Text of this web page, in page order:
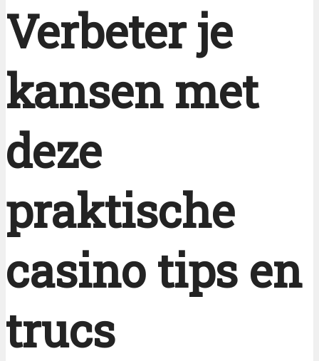
Verbeter je
kansen met
deze
praktische
casino tips en
trucs